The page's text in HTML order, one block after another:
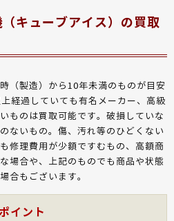
キューブアイス）の買取
（製造）から10年未満のものが目安
経過していても有名メーカー、高級
ものは買取可能です。破損していな
ないもの。傷、汚れ等のひどくない
修理費用が少額ですむもの、高額商
場合や、上記のものでも商品や状態
合もございます。
イント